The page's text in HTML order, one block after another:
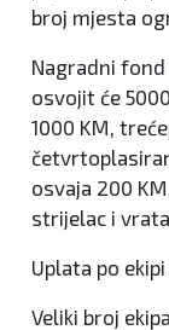
broj mjesta
Nagradni
osvojit će
1000 KM,
osvaja 200
strijelac i
Uplata po
Veliki broj